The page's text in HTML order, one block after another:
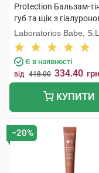
Protection Бальзам-
губ та щік з
кислотою та
50 Cherry 20 мл 1 туба
Laboratorios Babe, S.L.
Є в наявності
від 418.00 334.40 грн
КУПИТИ
−20%